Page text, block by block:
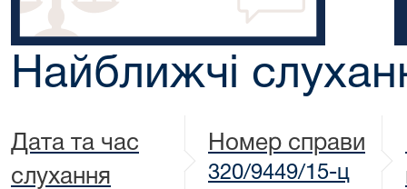
Найближчі
Дата та час
слухання
Номер справи
320/9449/15-ц